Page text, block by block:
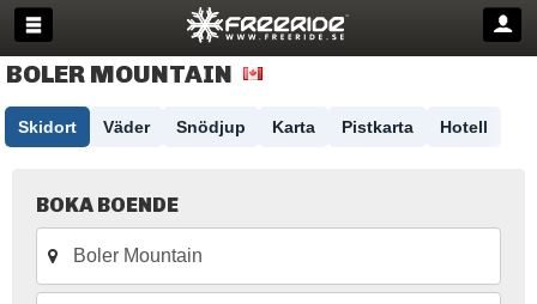
BOLER MOUNTAIN
Skidort Väder Snödjup Karta Pistkarta Hotell
BOKA BOENDE